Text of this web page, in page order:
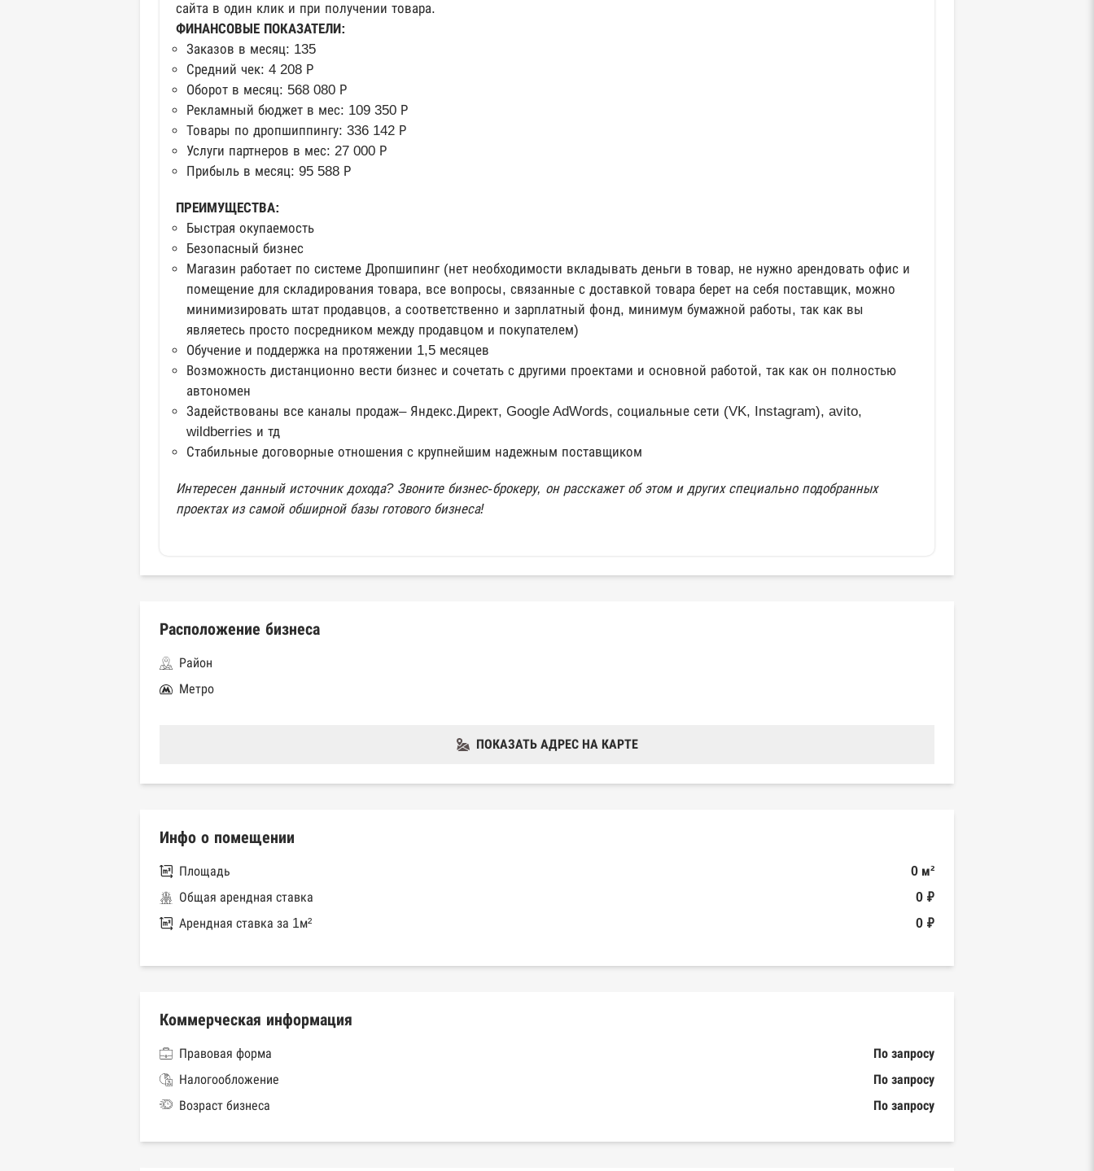
сайта в один клик и при получении товара.
ФИНАНСОВЫЕ ПОКАЗАТЕЛИ:
Заказов в месяц: 135
Средний чек: 4 208 Р
Оборот в месяц: 568 080 Р
Рекламный бюджет в мес: 109 350 Р
Товары по дропшиппингу: 336 142 Р
Услуги партнеров в мес: 27 000 Р
Прибыль в месяц: 95 588 Р
ПРЕИМУЩЕСТВА:
Быстрая окупаемость
Безопасный бизнес
Магазин работает по системе Дропшипинг (нет необходимости вкладывать деньги в товар, не нужно арендовать офис и
помещение для складирования товара, все вопросы, связанные с доставкой товара берет на себя поставщик, можно
минимизировать штат продавцов, а соответственно и зарплатный фонд, минимум бумажной работы, так как вы
являетесь просто посредником между продавцом и покупателем)
Обучение и поддержка на протяжении 1,5 месяцев
Возможность дистанционно вести бизнес и сочетать с другими проектами и основной работой, так как он полностью
автономен
Задействованы все каналы продаж– Яндекс.Директ, Google AdWords, социальные сети (VK, Instagram), avito,
wildberries и тд
Стабильные договорные отношения с крупнейшим надежным поставщиком
Интересен данный источник дохода? Звоните бизнес-брокеру, он расскажет об этом и других специально подобранных
проектах из самой обширной базы готового бизнеса!
Расположение бизнеса
Район
Метро
ПОКАЗАТЬ АДРЕС НА КАРТЕ
Инфо о помещении
Площадь
0 м²
Общая арендная ставка
0 ₽
Арендная ставка за 1м²
0 ₽
Коммерческая информация
Правовая форма
По запросу
Налогообложение
По запросу
Возраст бизнеса
По запросу